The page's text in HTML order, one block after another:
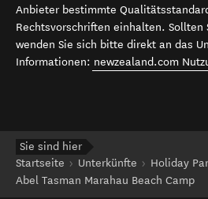
Anbieter bestimmte
Rechtsvorschriften einhalten. Sollten
wenden Sie sich bitte direkt an das
Informationen: newzealand.com
Sie sind hier
Startseite
Unterkünfte
Holiday
Abel Tasman Marahau Beach Camp